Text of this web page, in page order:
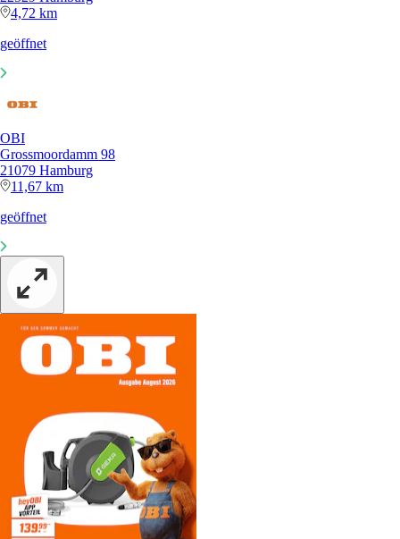
4,72 km
geöffnet
OBI
Grossmoordamm 98
21079 Hamburg
11,67 km
geöffnet